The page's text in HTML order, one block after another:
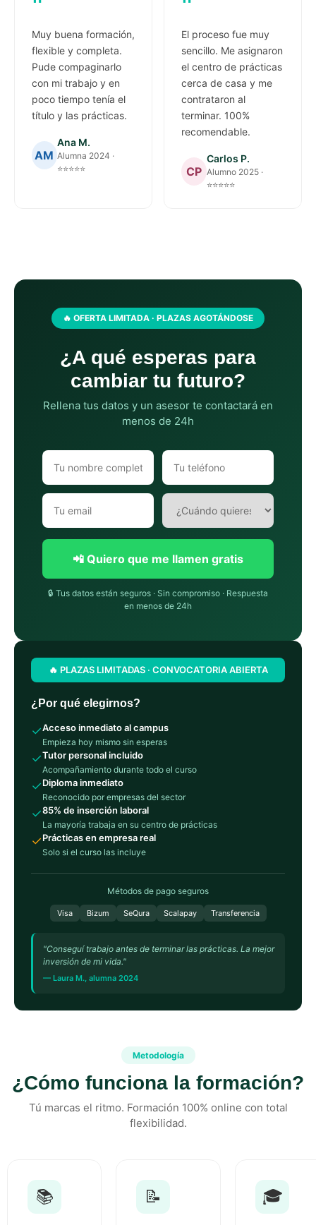
Muy buena formación,
flexible y completa.
Pude compaginarlo
con mi trabajo y en
poco tiempo tenía el
título y las prácticas.
AM
Ana M.
Alumna 2024 ·
⭐⭐⭐⭐⭐
El proceso fue muy
sencillo. Me asignaron
el centro de prácticas
cerca de casa y me
contrataron al
terminar. 100%
recomendable.
CP
Carlos P.
Alumno 2025 ·
⭐⭐⭐⭐⭐
🔥 OFERTA LIMITADA · PLAZAS AGOTÁNDOSE
¿A qué esperas para
cambiar tu futuro?
Rellena tus datos y un asesor te contactará en
menos de 24h
📲 Quiero que me llamen gratis
🔒 Tus datos están seguros · Sin compromiso · Respuesta
en menos de 24h
🔥 PLAZAS LIMITADAS · CONVOCATORIA ABIERTA
¿Por qué elegirnos?
✓Acceso inmediato al campus
Empieza hoy mismo sin esperas
✓Tutor personal incluido
Acompañamiento durante todo el curso
✓Diploma inmediato
Reconocido por empresas del sector
✓85% de inserción laboral
La mayoría trabaja en su centro de prácticas
✓Prácticas en empresa real
Solo si el curso las incluye
Métodos de pago seguros
Visa Bizum SeQura Scalapay Transferencia
"Conseguí trabajo antes de terminar las prácticas. La mejor
inversión de mi vida."
— Laura M., alumna 2024
Metodología
¿Cómo funciona la formación?
Tú marcas el ritmo. Formación 100% online con total
flexibilidad.
📚 📝 🎓